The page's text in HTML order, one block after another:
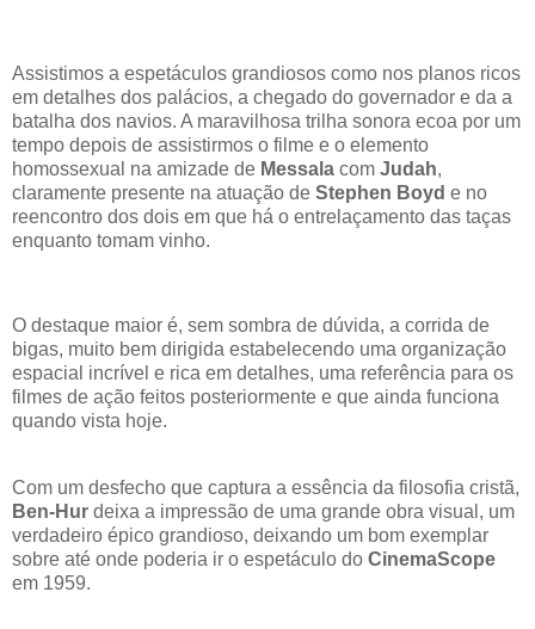
Assistimos a espetáculos grandiosos como nos planos ricos
em detalhes dos palácios, a chegado do governador e da a
batalha dos navios. A maravilhosa trilha sonora ecoa por um
tempo depois de assistirmos o filme e o elemento
homossexual na amizade de Messala com Judah,
claramente presente na atuação de Stephen Boyd e no
reencontro dos dois em que há o entrelaçamento das taças
enquanto tomam vinho.
O destaque maior é, sem sombra de dúvida, a corrida de
bigas, muito bem dirigida estabelecendo uma organização
espacial incrível e rica em detalhes, uma referência para os
filmes de ação feitos posteriormente e que ainda funciona
quando vista hoje.
Com um desfecho que captura a essência da filosofia cristã,
Ben-Hur deixa a impressão de uma grande obra visual, um
verdadeiro épico grandioso, deixando um bom exemplar
sobre até onde poderia ir o espetáculo do CinemaScope
em 1959.